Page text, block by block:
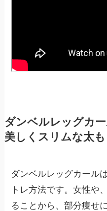
ダンベルレッグカ
美しくスリムな太
ダンベルレッグカール
トレ方法です。女性や
ることから、部分痩せ